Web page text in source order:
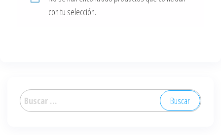
con tu selección.
Buscar: